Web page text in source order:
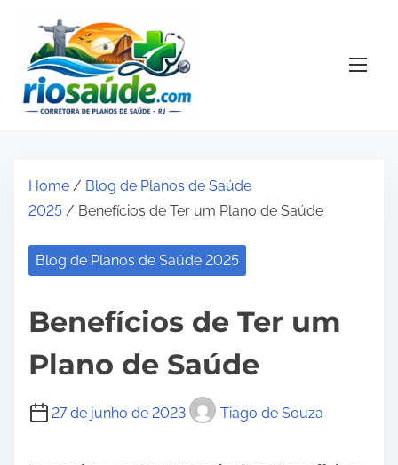
Home / Blog de Planos de Saúde
2025 / Benefícios de Ter um Plano de Saúde
Blog de Planos de Saúde 2025
Benefícios de Ter um
Plano de Saúde
27 de junho de 2023 Tiago de Souza